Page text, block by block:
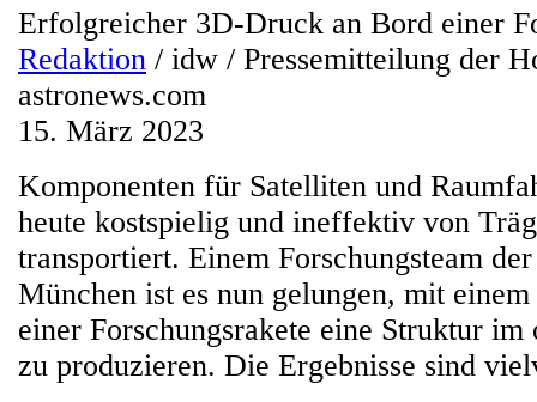
Erfolgreicher 3D-Druck an Bord einer
Redaktion / idw / Pressemitteilung der
astronews.com
15. März 2023
Komponenten für Satelliten und
heute kostspielig und ineffektiv von
transportiert. Einem Forschungsteam
München ist es nun gelungen, mit
einer Forschungsrakete eine Struktur
zu produzieren. Die Ergebnisse sind